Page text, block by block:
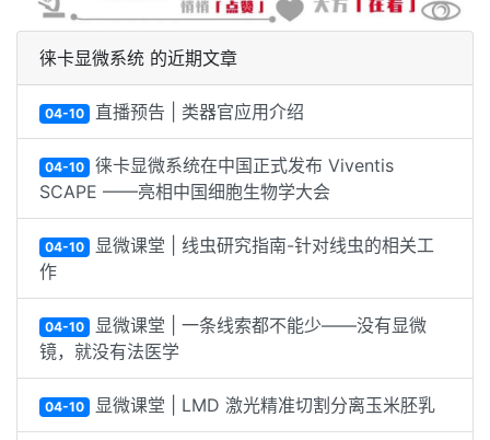
徕卡显微系统 的近期文章
04-10 直播预告 | 类器官应用介绍
04-10 徕卡显微系统在中国正式发布 Viventis
SCAPE ——亮相中国细胞生物学大会
04-10 显微课堂 | 线虫研究指南-针对线虫的相关工
作
04-10 显微课堂 | 一条线索都不能少——没有显微
镜，就没有法医学
04-10 显微课堂 | LMD 激光精准切割分离玉米胚乳